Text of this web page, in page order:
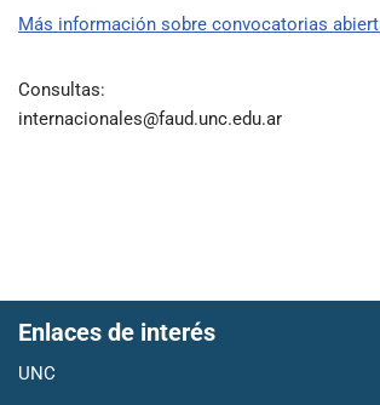
Más información sobre convocatorias
Consultas:
internacionales@faud.unc.edu.ar
Enlaces de interés
UNC